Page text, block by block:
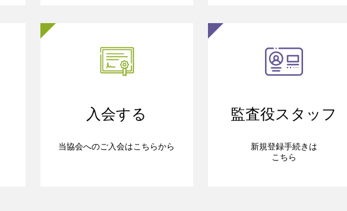
入会する
当協会へのご入会はこちらから
監査役スタッフ
新規登録手続きは
こちら